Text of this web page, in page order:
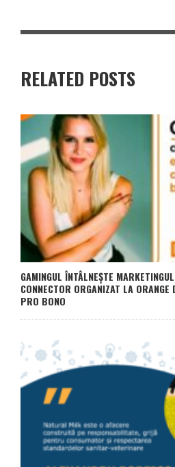
RELATED POSTS
GAMINGUL ÎNTÂLNEȘTE
CONNECTOR ORGANIZAT LA
PRO BONO